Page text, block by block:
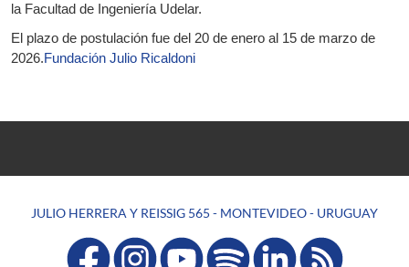
la Facultad de Ingeniería Udelar.
El plazo de postulación fue del 20 de enero al 15 de marzo de
2026.Fundación Julio Ricaldoni
JULIO HERRERA Y REISSIG 565 - MONTEVIDEO - URUGUAY